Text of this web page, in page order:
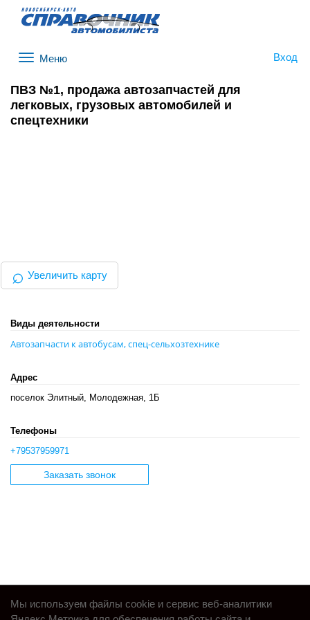
Вход
ПВЗ №1, продажа автозапчастей для
легковых, грузовых автомобилей и
спецтехники
⌕ Увеличить карту
Виды деятельности
Автозапчасти к автобусам, спец-сельхозтехнике
Адрес
поселок Элитный, Молодежная, 1Б
Телефоны
+79537959971
Заказать звонок
Мы используем файлы cookie и сервис веб-аналитики